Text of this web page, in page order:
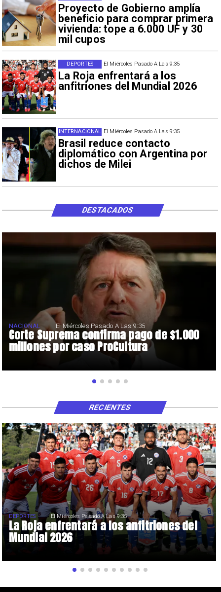
Proyecto de Gobierno amplía
beneficio para comprar primera
vivienda: tope a 6.000 UF y 30
mil cupos
El Miércoles Pasado A Las 9:35
La Roja enfrentará a los
anfitriones del Mundial 2026
DEPORTES
El Miércoles Pasado A Las 9:35
Brasil reduce contacto
diplomático con Argentina por
dichos de Milei
INTERNACIONAL
Corte Suprema confirma pago de $1.000
millones por caso ProCultura
NACIONAL El Miércoles Pasado A Las 9:35
DESTACADOS
La Roja enfrentará a los anfitriones del
Mundial 2026
DEPORTES El Miércoles Pasado A Las 9:35
RECIENTES